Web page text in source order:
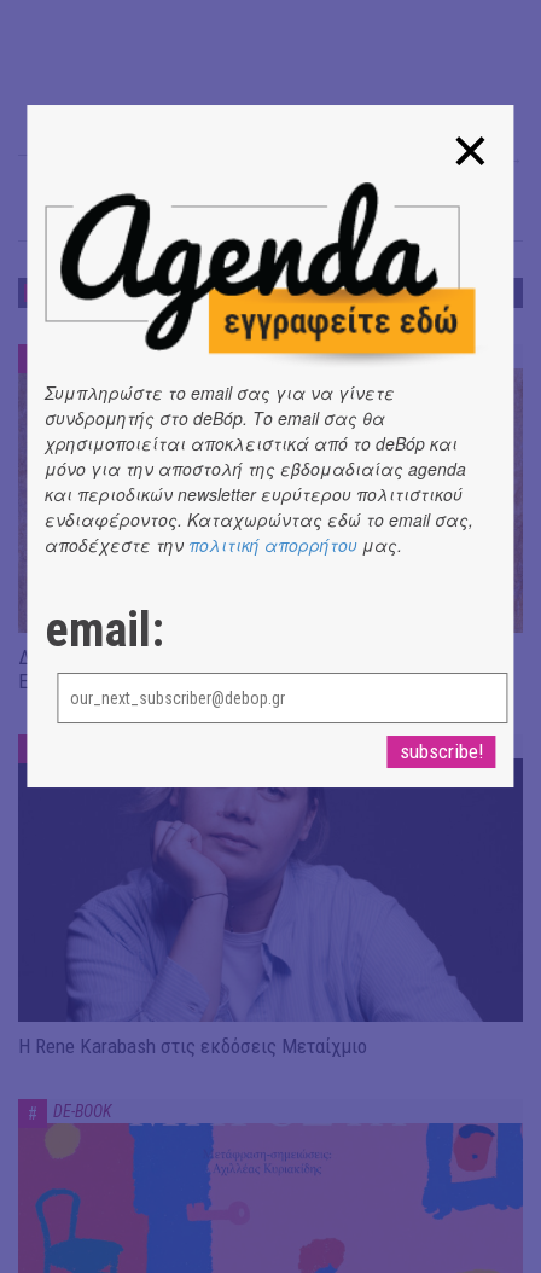
Σόνια Βλάντη
DE-BOOK
Διαβάσαμε: «Η πηγή των δακρύων» του Jean-Paul Dubois ||
Εκδ. Δώμα
Η Rene Karabash στις εκδόσεις Μεταίχμιο
# DE-BOOK
Συμπληρώστε το email σας για να γίνετε
συνδρομητής στο deBόp. Το email σας θα
χρησιμοποιείται αποκλειστικά από το deBόp και
μόνο για την αποστολή της εβδομαδιαίας agenda
και περιοδικών newsletter ευρύτερου πολιτιστικού
ενδιαφέροντος. Καταχωρώντας εδώ το email σας,
αποδέχεστε την πολιτική απορρήτου μας.
email: